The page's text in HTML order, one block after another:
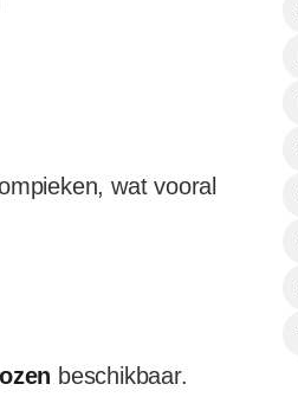
wat vooral
beschikbaar.